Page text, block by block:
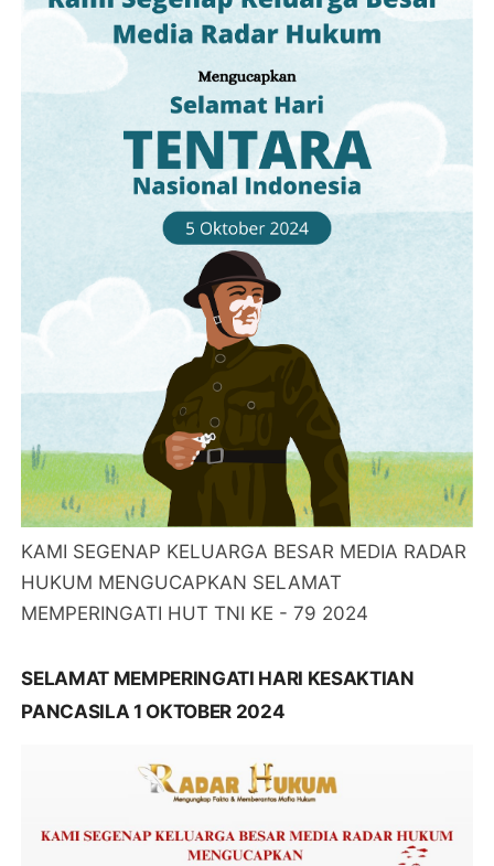
KAMI SEGENAP KELUARGA BESAR MEDIA RADAR
HUKUM MENGUCAPKAN SELAMAT
MEMPERINGATI HUT TNI KE - 79 2024
SELAMAT MEMPERINGATI HARI KESAKTIAN
PANCASILA 1 OKTOBER 2024